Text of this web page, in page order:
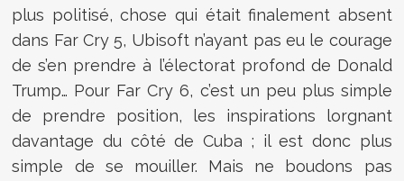
plus politisé, chose qui était finalement absent
dans Far Cry 5, Ubisoft n’ayant pas eu le courage
de s’en prendre à l’électorat profond de Donald
Trump… Pour Far Cry 6, c’est un peu plus simple
de prendre position, les inspirations lorgnant
davantage du côté de Cuba ; il est donc plus
simple de se mouiller. Mais ne boudons pas